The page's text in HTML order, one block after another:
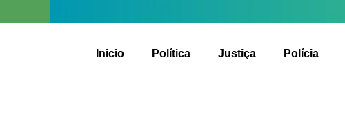
Inicio Política Justiça Polícia